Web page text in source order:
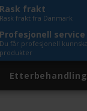
Rask frakt
Rask frakt fra Danmark
Profesjonell service
Du får profesjonell
produkter